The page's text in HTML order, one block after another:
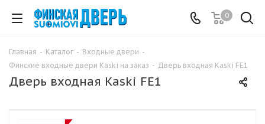
0
Главная - Каталог - Входные двери -
Финские входные двери Kaski на заказ - Дверь входная Kaski FE1
Дверь входная Kaski FE1